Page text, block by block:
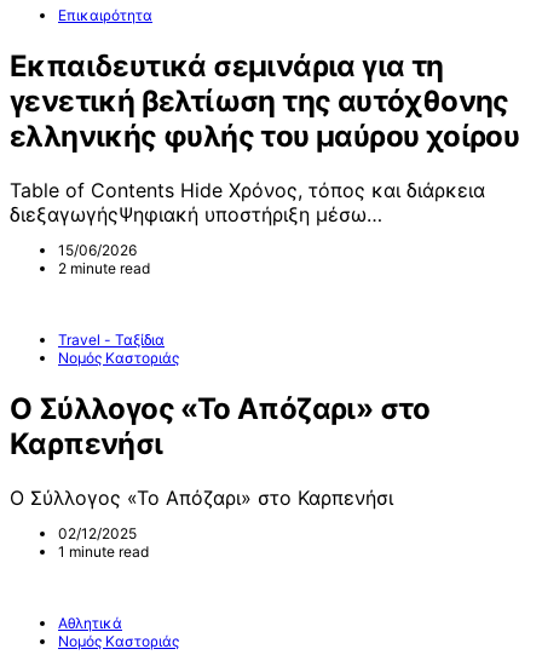
Επικαιρότητα
Εκπαιδευτικά σεμινάρια για τη
γενετική βελτίωση της αυτόχθονης
ελληνικής φυλής του μαύρου χοίρου
Table of Contents Hide Χρόνος, τόπος και διάρκεια
διεξαγωγήςΨηφιακή υποστήριξη μέσω…
15/06/2026
2 minute read
Travel - Ταξίδια
Νομός Καστοριάς
Ο Σύλλογος «Το Απόζαρι» στο
Καρπενήσι
Ο Σύλλογος «Το Απόζαρι» στο Καρπενήσι
02/12/2025
1 minute read
Αθλητικά
Νομός Καστοριάς